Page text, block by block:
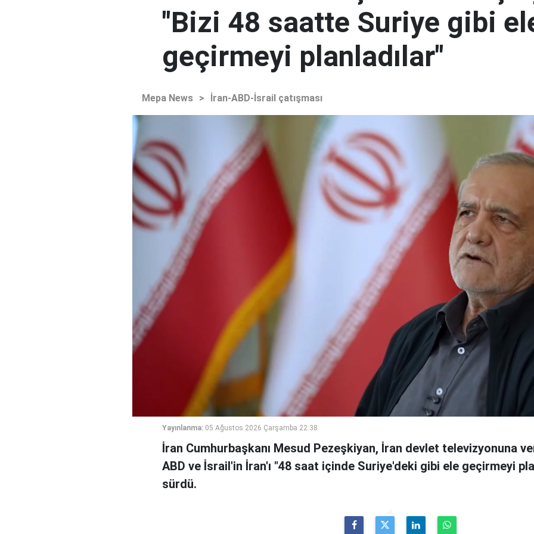
"Bizi 48 saatte Suriye gibi
geçirmeyi planladılar"
Mepa News > İran-ABD-İsrail çatışması
Yayınlanma: 05 Ağustos 2026 Çarşamba 22:38
İran Cumhurbaşkanı Mesud Pezeşkiyan, İran devlet televizyonuna
ABD ve İsrail'in İran'ı "48 saat içinde Suriye'deki gibi ele geçirmeyi
sürdü.